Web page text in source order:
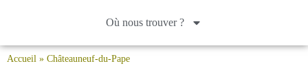
Où nous trouver ?
Accueil » Châteauneuf-du-Pape